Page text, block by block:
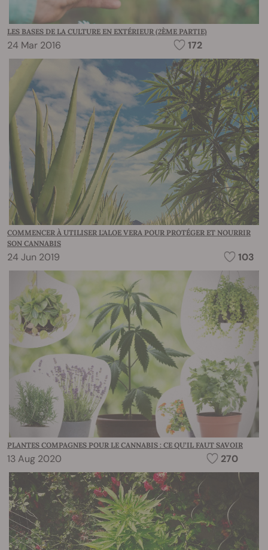
LES BASES DE LA CULTURE EN EXTÉRIEUR (2ÈME PARTIE)
24 Mar 2016 172
COMMENCER À UTILISER L'ALOE VERA POUR PROTÉGER ET NOURRIR
SON CANNABIS
24 Jun 2019 103
PLANTES COMPAGNES POUR LE CANNABIS : CE QU’IL FAUT SAVOIR
13 Aug 2020 270